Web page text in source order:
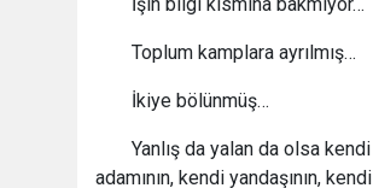
Toplum kamplara ayrılmış…
İkiye bölünmüş…
Yanlış da yalan da olsa kendi
adamının, kendi yandaşının, kendi